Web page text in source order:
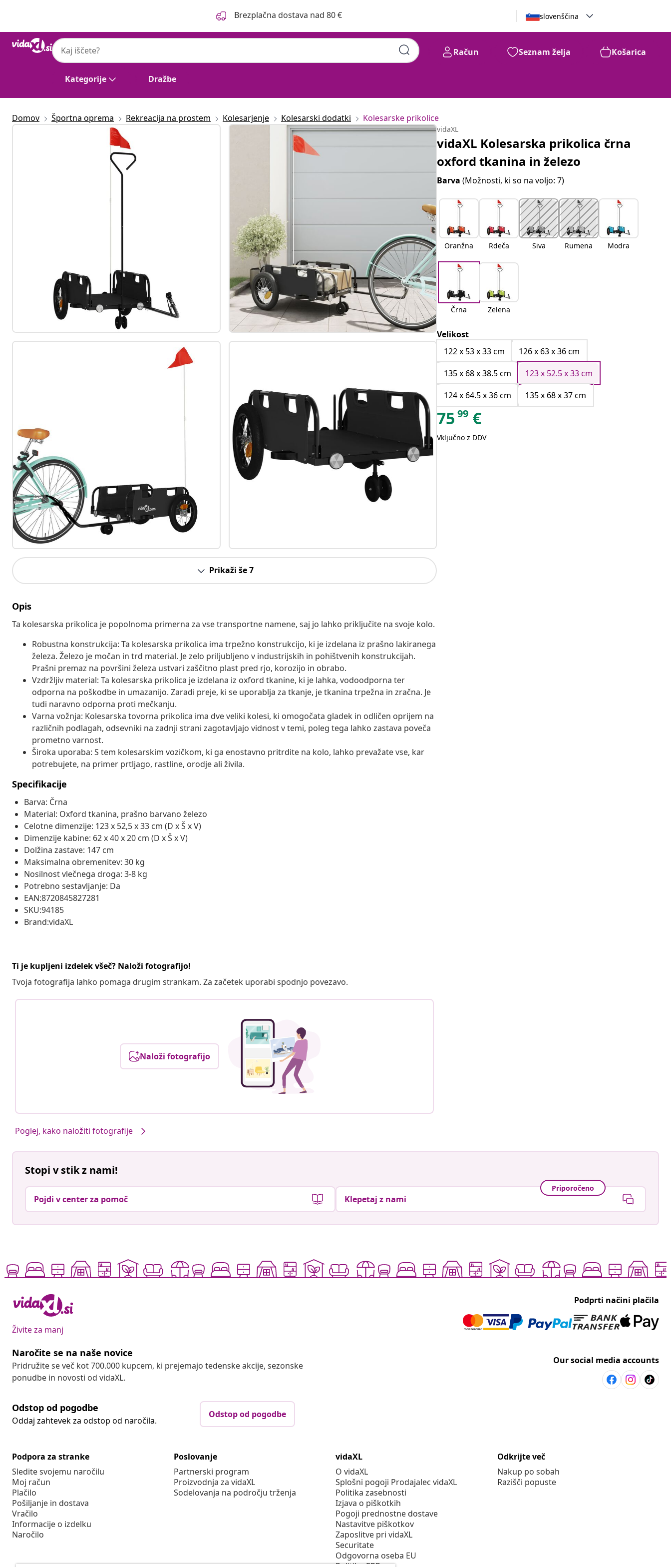
Brezplačna dostava nad 80 € slovenščina
Kategorije Dražbe
Račun Seznam želja Košarica
Domov Športna oprema Rekreacija na prostem Kolesarjenje Kolesarski dodatki Kolesarske prikolice
Prikaži še 7
Opis
Ta kolesarska prikolica je popolnoma primerna za vse transportne namene, saj jo lahko priključite na svoje kolo.
Robustna konstrukcija: Ta kolesarska prikolica ima trpežno konstrukcijo, ki je izdelana iz prašno lakiranega
železa. Železo je močan in trd material. Je zelo priljubljeno v industrijskih in pohištvenih konstrukcijah.
Prašni premaz na površini železa ustvari zaščitno plast pred rjo, korozijo in obrabo.
Vzdržljiv material: Ta kolesarska prikolica je izdelana iz oxford tkanine, ki je lahka, vodoodporna ter
odporna na poškodbe in umazanijo. Zaradi preje, ki se uporablja za tkanje, je tkanina trpežna in zračna. Je
tudi naravno odporna proti mečkanju.
Varna vožnja: Kolesarska tovorna prikolica ima dve veliki kolesi, ki omogočata gladek in odličen oprijem na
različnih podlagah, odsevniki na zadnji strani zagotavljajo vidnost v temi, poleg tega lahko zastava poveča
prometno varnost.
Široka uporaba: S tem kolesarskim vozičkom, ki ga enostavno pritrdite na kolo, lahko prevažate vse, kar
potrebujete, na primer prtljago, rastline, orodje ali živila.
Specifikacije
Barva: Črna
Material: Oxford tkanina, prašno barvano železo
Celotne dimenzije: 123 x 52,5 x 33 cm (D x Š x V)
Dimenzije kabine: 62 x 40 x 20 cm (D x Š x V)
Dolžina zastave: 147 cm
Maksimalna obremenitev: 30 kg
Nosilnost vlečnega droga: 3-8 kg
Potrebno sestavljanje: Da
EAN:8720845827281
SKU:94185
Brand:vidaXL
Ti je kupljeni izdelek všeč? Naloži fotografijo!
Tvoja fotografija lahko pomaga drugim strankam. Za začetek uporabi spodnjo povezavo.
Naloži fotografijo
Poglej, kako naložiti fotografije
vidaXL
vidaXL Kolesarska prikolica črna
oxford tkanina in železo
Barva(Možnosti, ki so na voljo: 7)
Oranžna Rdeča Siva Rumena Modra
Črna Zelena
Velikost
122 x 53 x 33 cm
126 x 63 x 36 cm
135 x 68 x 38.5 cm
123 x 52.5 x 33 cm
124 x 64.5 x 36 cm
135 x 68 x 37 cm
75 99 €
Vključno z DDV
Stopi v stik z nami!
Pojdi v center za pomoč
Priporočeno
Klepetaj z nami
Živite za manj
Podprti načini plačila
Naročite se na naše novice
Pridružite se več kot 700.000 kupcem, ki prejemajo tedenske akcije, sezonske
ponudbe in novosti od vidaXL.
Our social media accounts
Odstop od pogodbe
Oddaj zahtevek za odstop od naročila.
Odstop od pogodbe
Podpora za stranke
Sledite svojemu naročilu
Moj račun
Plačilo
Pošiljanje in dostava
Vračilo
Informacije o izdelku
Naročilo
Poslovanje
Partnerski program
Proizvodnja za vidaXL
Sodelovanja na področju trženja
vidaXL
O vidaXL
Splošni pogoji Prodajalec vidaXL
Politika zasebnosti
Izjava o piškotkih
Pogoji prednostne dostave
Nastavitve piškotkov
Zaposlitve pri vidaXL
Securitate
Odgovorna oseba EU
Odkrijte več
Nakup po sobah
Razišči popuste